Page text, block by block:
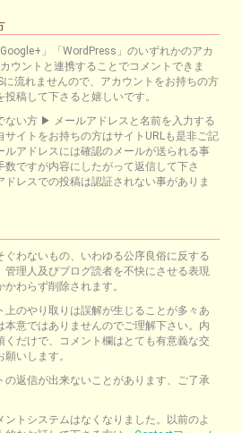
」「WordPress」のいずれかのアカ
ウントと連携することでコメントできま
流れませんので、アカウントをお持ちの方
稿して下さると嬉しいです。
ない方 ▶ メールアドレスと名前を入力する
サイトをお持ちの方はサイトURLも是非ご記
ルアドレスには確認のメールが送られる事
ですが内容にしたがって返信して下さ
レスでの投稿は認証されない事がありま
わないもの、いわゆる公序良俗に反する
管理人及びブログ読者を不快にさせる表現
わらず削除されます。
上のやり取りは誤解が生じることが多々あ
本意ではありませんのでご理解下さい。内
くだけで、コメント欄はとても有意義な交
いします。
の返信が出来ないことがあります、ご了承
ントシステムはなくなりました。以前のよ